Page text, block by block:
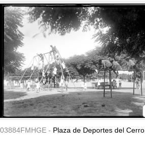
03884FMHGE - Plaza de Deportes del Cerro.